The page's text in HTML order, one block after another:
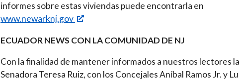
informes sobre estas viviendas puede encontrarla en
www.newarknj.gov
ECUADOR NEWS CON LA COMUNIDAD DE NJ
Con la finalidad de mantener informados a nuestros lectores la
Senadora Teresa Ruiz, con los Concejales Aníbal Ramos Jr. y